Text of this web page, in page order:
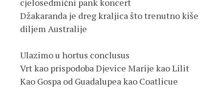
cjelosedmični pank koncert
Džakaranda je dreg kraljica što trenutno kiše
diljem Australije
Ulazimo u hortus conclusus
Vrt kao prispodoba Djevice Marije kao Lilit
Kao Gospa od Guadalupea kao Coatlicue